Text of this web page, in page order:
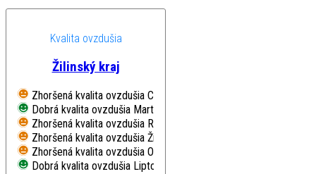
Kvalita ovzdušia
Žilinský kraj
Zhoršená kvalita ovzdušia Chopok, EMEP
Dobrá kvalita ovzdušia Martin, Jesenského
Zhoršená kvalita ovzdušia Ružomberok, Riadok
Zhoršená kvalita ovzdušia Žilina, Obežná
Zhoršená kvalita ovzdušia Oščadnica
Dobrá kvalita ovzdušia Liptovský Mikuláš, Školská